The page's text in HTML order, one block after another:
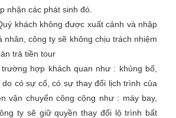
nhận các phát sinh đó.
khách không được xuất cảnh và nhập
nhân, công ty sẽ không chịu trách nhiệm
trả tiền tour
hợp khách quan như : khủng bố,
có sự cố, có sự thay đổi lịch trình của
vận chuyển công cộng như : máy bay,
ty sẽ giữ quyền thay đổi lộ trình bất